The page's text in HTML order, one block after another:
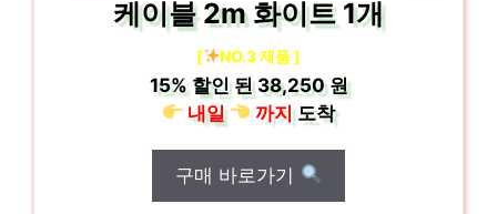
케이블 2m 화이트 1개
[ NO.3 제품 ]
15%할인 된38,250 원
내일
까지도착
구매 바로가기